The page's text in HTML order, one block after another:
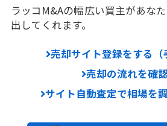
ラッコM&Aの幅広い買主があな
出してくれます。
売却サイト登録をする（
売却の流れを確
サイト自動査定で相場を